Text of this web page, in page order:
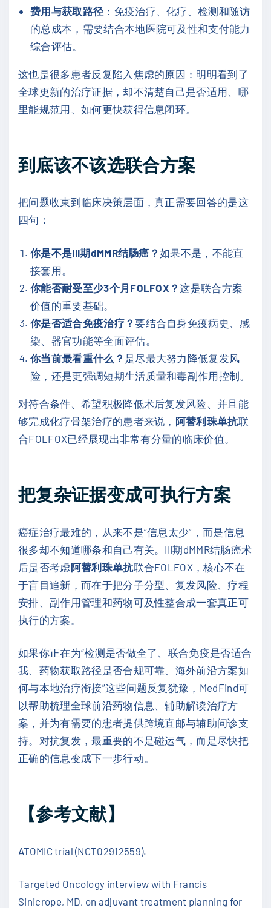
费用与获取路径 ：免疫治疗、化疗、检测和随访
的总成本，需要结合本地医院可及性和支付能力
综合评估。
这也是很多患者反复陷入焦虑的原因：明明看到了
全球更新的治疗证据，却不清楚自己是否适用、哪
里能规范用、如何更快获得信息闭环。
到底该不该选联合方案
把问题收束到临床决策层面，真正需要回答的是这
四句：
你是不是III期dMMR结肠癌？如果不是，不能直
接套用。
你能否耐受至少3个月FOLFOX？这是联合方案
价值的重要基础。
你是否适合免疫治疗？要结合自身免疫病史、感
染、器官功能等全面评估。
你当前最看重什么？ 是尽最大努力降低复发风
险，还是更强调短期生活质量和毒副作用控制。
对符合条件、希望积极降低术后复发风险、并且能
够完成化疗骨架治疗的患者来说， 阿替利珠单抗联
合FOLFOX已经展现出非常有分量的临床价值。
把复杂证据变成可执行方案
癌症治疗最难的，从来不是“信息太少”，而是信息
很多却不知道哪条和自己有关。III期dMMR结肠癌术
后是否考虑阿替利珠单抗联合FOLFOX，核心不在
于盲目追新，而在于把分子分型、复发风险、疗程
安排、副作用管理和药物可及性整合成一套真正可
执行的方案。
如果你正在为“检测是否做全了、联合免疫是否适合
我、药物获取路径是否合规可靠、海外前沿方案如
何与本地治疗衔接”这些问题反复犹豫，MedFind可
以帮助梳理全球前沿药物信息、辅助解读治疗方
案，并为有需要的患者提供跨境直邮与辅助问诊支
持。对抗复发，最重要的不是碰运气，而是尽快把
正确的信息变成下一步行动。
【参考文献】
ATOMIC trial (NCT02912559).
Targeted Oncology interview with Francis
Sinicrope, MD, on adjuvant treatment planning for